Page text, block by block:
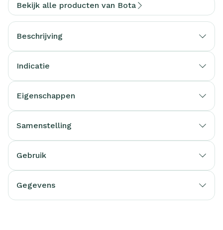
Bekijk alle producten van Bota
Beschrijving
Indicatie
Eigenschappen
Samenstelling
Gebruik
Gegevens